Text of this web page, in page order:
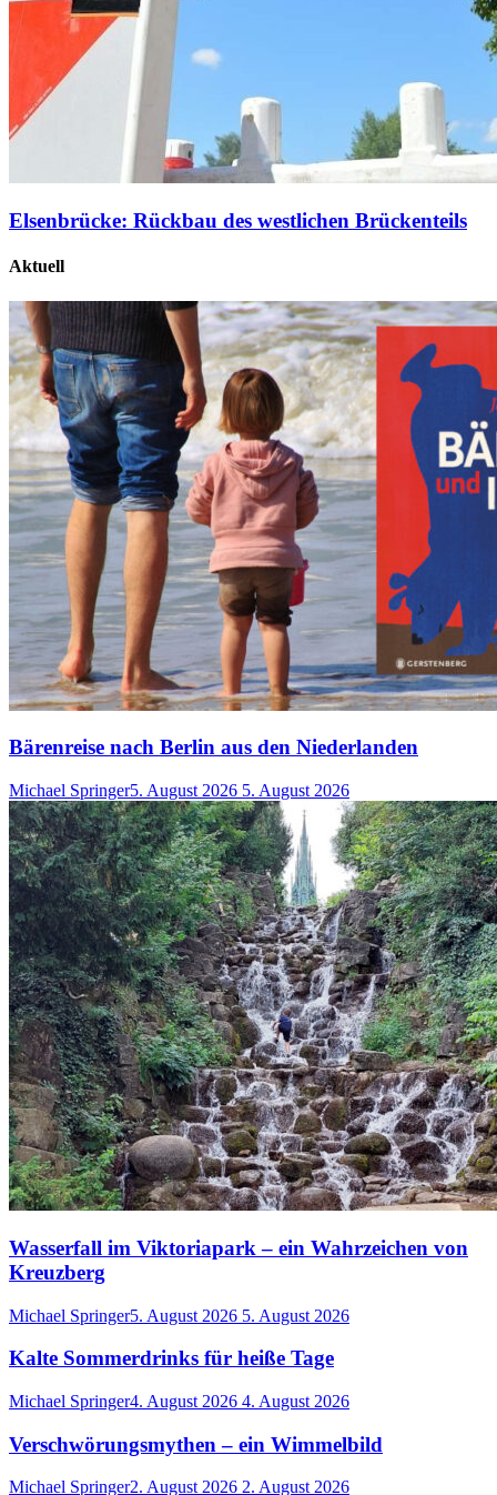
Elsenbrücke: Rückbau des westlichen Brückenteils
Aktuell
Bärenreise nach Berlin aus den Niederlanden
Michael Springer5. August 2026 5. August 2026
Wasserfall im Viktoriapark – ein Wahrzeichen von
Kreuzberg
Michael Springer5. August 2026 5. August 2026
Kalte Sommerdrinks für heiße Tage
Michael Springer4. August 2026 4. August 2026
Verschwörungsmythen – ein Wimmelbild
Michael Springer2. August 2026 2. August 2026